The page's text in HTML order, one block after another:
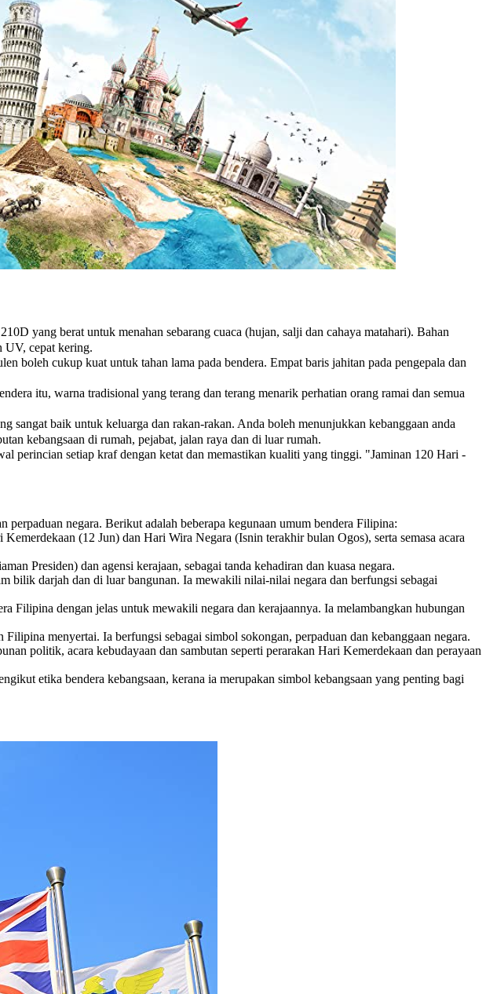
yang berat untuk menahan sebarang cuaca (hujan, salji dan cahaya matahari). Bahan
UV, cepat kering.
boleh cukup kuat untuk tahan lama pada bendera. Empat baris jahitan pada pengepala dan
itu, warna tradisional yang terang dan terang menarik perhatian orang ramai dan semua
sangat baik untuk keluarga dan rakan-rakan. Anda boleh menunjukkan kebanggaan anda
kebangsaan di rumah, pejabat, jalan raya dan di luar rumah.
perincian setiap kraf dengan ketat dan memastikan kualiti yang tinggi. "Jaminan 120 Hari -
negara. Berikut adalah beberapa kegunaan umum bendera Filipina:
(12 Jun) dan Hari Wira Negara (Isnin terakhir bulan Ogos), serta semasa acara
Presiden) dan agensi kerajaan, sebagai tanda kehadiran dan kuasa negara.
bilik darjah dan di luar bangunan. Ia mewakili nilai-nilai negara dan berfungsi sebagai
dengan jelas untuk mewakili negara dan kerajaannya. Ia melambangkan hubungan
menyertai. Ia berfungsi sebagai simbol sokongan, perpaduan dan kebanggaan negara.
politik, acara kebudayaan dan sambutan seperti perarakan Hari Kemerdekaan dan perayaan
etika bendera kebangsaan, kerana ia merupakan simbol kebangsaan yang penting bagi